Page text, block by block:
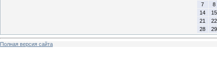
7
8
14
15
21
22
28
29
Полная версия сайта